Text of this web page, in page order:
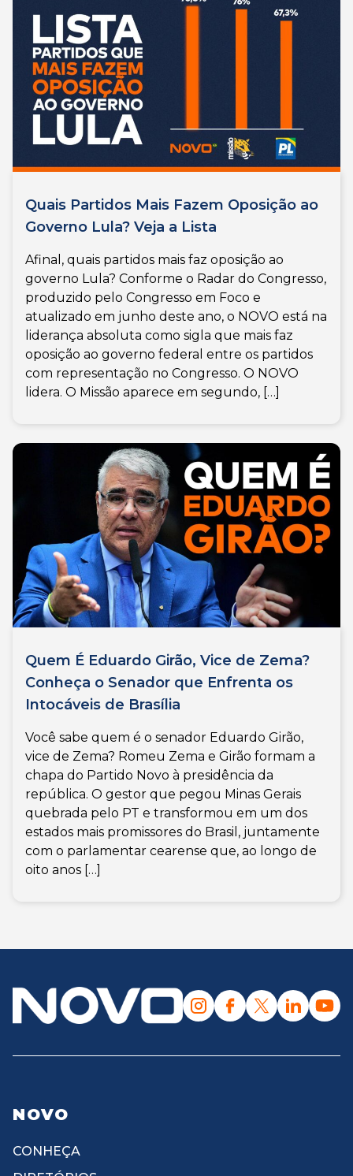
Quais Partidos Mais Fazem Oposição ao
Governo Lula? Veja a Lista
Afinal, quais partidos mais faz oposição ao
governo Lula? Conforme o Radar do Congresso,
produzido pelo Congresso em Foco e
atualizado em junho deste ano, o NOVO está na
liderança absoluta como sigla que mais faz
oposição ao governo federal entre os partidos
com representação no Congresso. O NOVO
lidera. O Missão aparece em segundo, […]
Quem É Eduardo Girão, Vice de Zema?
Conheça o Senador que Enfrenta os
Intocáveis de Brasília
Você sabe quem é o senador Eduardo Girão,
vice de Zema? Romeu Zema e Girão formam a
chapa do Partido Novo à presidência da
república. O gestor que pegou Minas Gerais
quebrada pelo PT e transformou em um dos
estados mais promissores do Brasil, juntamente
com o parlamentar cearense que, ao longo de
oito anos […]
NOVO
CONHEÇA